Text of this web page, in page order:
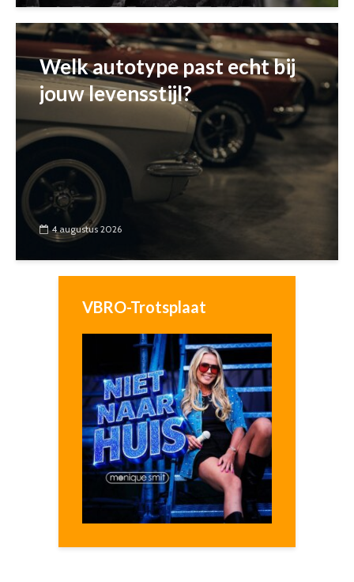
Welk autotype past echt bij
jouw levensstijl?
4 augustus 2026
VBRO-Trotsplaat